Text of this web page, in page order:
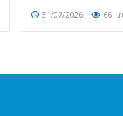
31/07/2026 66